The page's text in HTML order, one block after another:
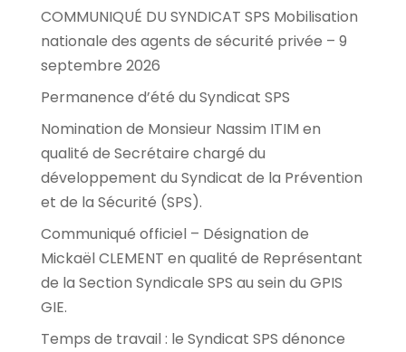
COMMUNIQUÉ DU SYNDICAT SPS Mobilisation
nationale des agents de sécurité privée – 9
septembre 2026
Permanence d’été du Syndicat SPS
Nomination de Monsieur Nassim ITIM en
qualité de Secrétaire chargé du
développement du Syndicat de la Prévention
et de la Sécurité (SPS).
Communiqué officiel – Désignation de
Mickaël CLEMENT en qualité de Représentant
de la Section Syndicale SPS au sein du GPIS
GIE.
Temps de travail : le Syndicat SPS dénonce